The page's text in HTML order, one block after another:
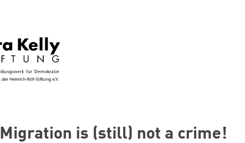
Migration is (still) not a crime!